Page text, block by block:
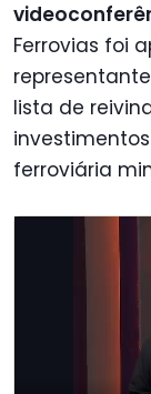
Ferrovias foi
lista de
ferroviária